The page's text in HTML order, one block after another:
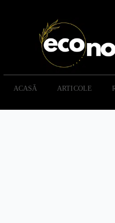
ACASĂ ARTICOLE